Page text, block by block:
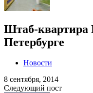
Штаб-квартира
Петербурге
Новости
8 сентября, 2014
Следующий пост